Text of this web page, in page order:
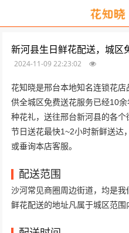
新河县生日鲜花配送，城区
2024-11-09 22:23:02
花知晓是邢台本地知名连锁花
供全城区免费送花服务已经10
种花礼，送往邢台新河县的各
节日送花最快1~2小时新鲜送达
或垂询本店客服。
配送范围
沙河常见商圈周边街道，均是
鲜花配送的地址凡属于城区范